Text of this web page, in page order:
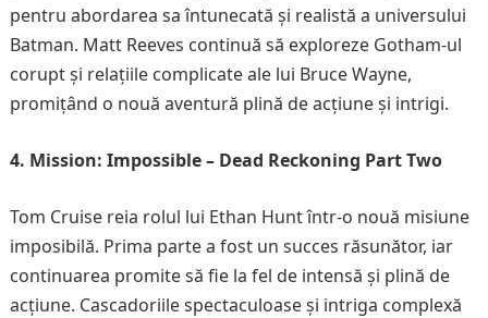
pentru abordarea sa întunecată și realistă a universului
Batman. Matt Reeves continuă să exploreze Gotham-ul
corupt și relațiile complicate ale lui Bruce Wayne,
promițând o nouă aventură plină de acțiune și intrigi.
4. Mission: Impossible – Dead Reckoning Part Two
Tom Cruise reia rolul lui Ethan Hunt într-o nouă misiune
imposibilă. Prima parte a fost un succes răsunător, iar
continuarea promite să fie la fel de intensă și plină de
acțiune. Cascadoriile spectaculoase și intriga complexă